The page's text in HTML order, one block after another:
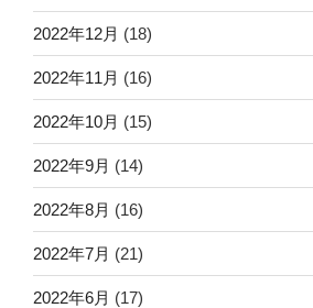
2022年12月 (18)
2022年11月 (16)
2022年10月 (15)
2022年9月 (14)
2022年8月 (16)
2022年7月 (21)
2022年6月 (17)